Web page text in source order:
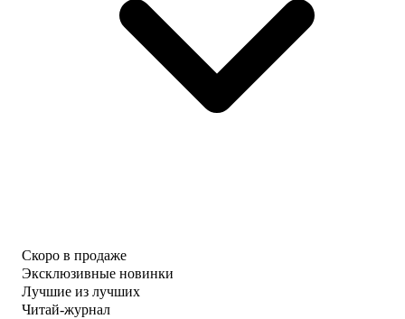
Скоро в продаже
Эксклюзивные новинки
Лучшие из лучших
Читай-журнал